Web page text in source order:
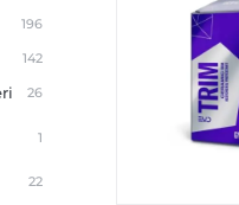
196
142
26
1
22